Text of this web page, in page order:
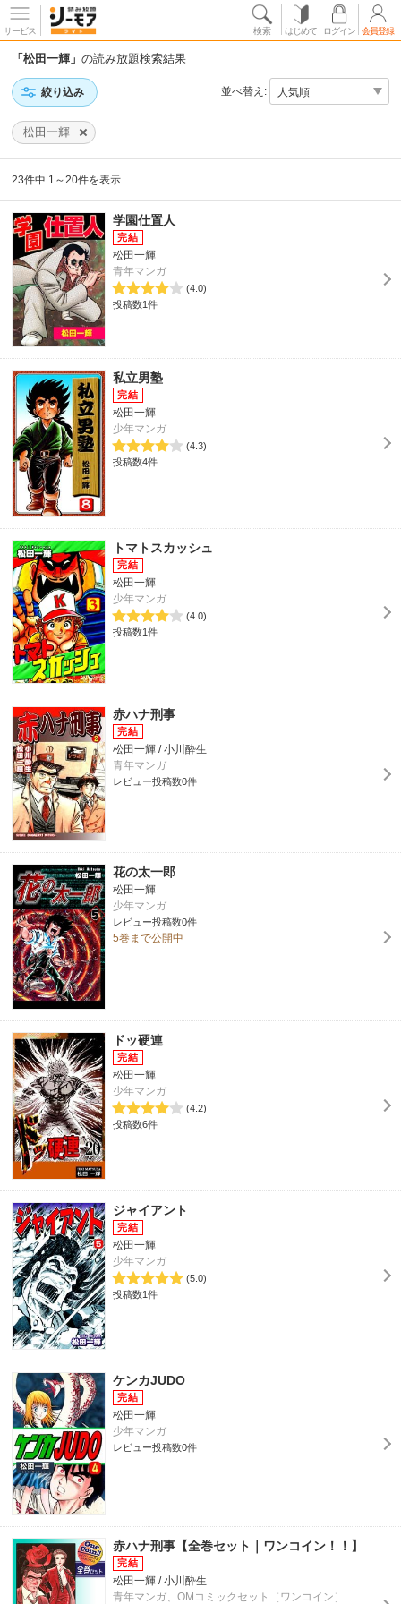
サービス 検索 はじめて ログイン 会員登録
「松田一輝」の読み放題検索結果
絞り込み 並べ替え:
松田一輝
23件中 1～20件を表示
学園仕置人
松田一輝
青年マンガ
(4.0)
投稿数1件
私立男塾
松田一輝
少年マンガ
(4.3)
投稿数4件
トマトスカッシュ
松田一輝
少年マンガ
(4.0)
投稿数1件
赤ハナ刑事
松田一輝 / 小川酔生
青年マンガ
レビュー投稿数0件
花の太一郎
松田一輝
少年マンガ
レビュー投稿数0件
5巻まで公開中
ドッ硬連
松田一輝
少年マンガ
(4.2)
投稿数6件
ジャイアント
松田一輝
少年マンガ
(5.0)
投稿数1件
ケンカJUDO
松田一輝
少年マンガ
レビュー投稿数0件
赤ハナ刑事【全巻セット｜ワンコイン！！】
松田一輝 / 小川酔生
青年マンガ、OMコミックセット［ワンコイン］